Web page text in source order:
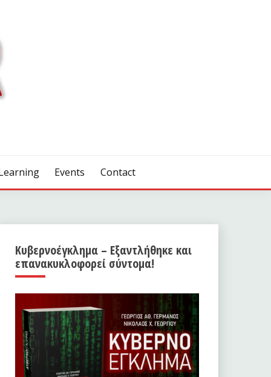
Events Contact
Κυβερνοέγκλημα – Εξαντλήθηκε και
επανακυκλοφορεί σύντομα!